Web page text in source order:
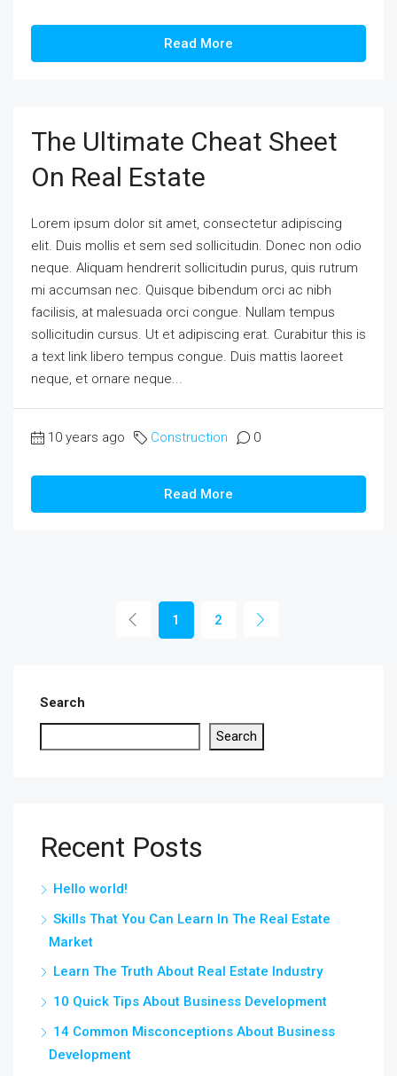
Read More
The Ultimate Cheat Sheet
On Real Estate
Lorem ipsum dolor sit amet, consectetur adipiscing
elit. Duis mollis et sem sed sollicitudin. Donec non odio
neque. Aliquam hendrerit sollicitudin purus, quis rutrum
mi accumsan nec. Quisque bibendum orci ac nibh
facilisis, at malesuada orci congue. Nullam tempus
sollicitudin cursus. Ut et adipiscing erat. Curabitur this is
a text link libero tempus congue. Duis mattis laoreet
neque, et ornare neque...
10 years ago Construction 0
Read More
1 2
Search
Search
Recent Posts
Hello world!
Skills That You Can Learn In The Real Estate
Market
Learn The Truth About Real Estate Industry
10 Quick Tips About Business Development
14 Common Misconceptions About Business
Development